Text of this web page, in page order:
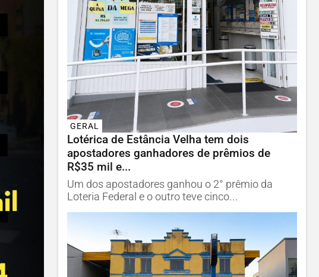
GERAL
Lotérica de Estância Velha tem dois
apostadores ganhadores de prêmios de
R$35 mil e...
Um dos apostadores ganhou o 2° prêmio da
Loteria Federal e o outro teve cinco...